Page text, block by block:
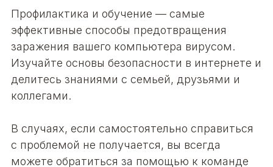
Профилактика и обучение — самые
эффективные способы предотвращения
заражения вашего компьютера вирусом.
Изучайте основы безопасности в интернете и
делитесь знаниями с семьей, друзьями и
коллегами.
В случаях, если самостоятельно справиться
с проблемой не получается, вы всегда
можете обратиться за помощью к команде